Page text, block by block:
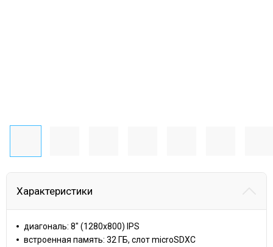
Характеристики
диагональ: 8" (1280x800) IPS
встроенная память: 32 ГБ, слот microSDXC